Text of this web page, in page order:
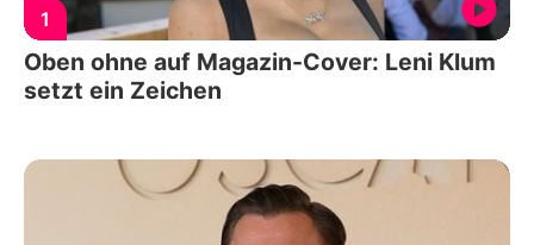
1
Oben ohne auf Magazin-Cover: Leni Klum
setzt ein Zeichen